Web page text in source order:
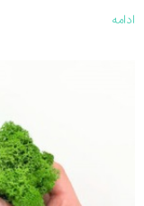
ادامه